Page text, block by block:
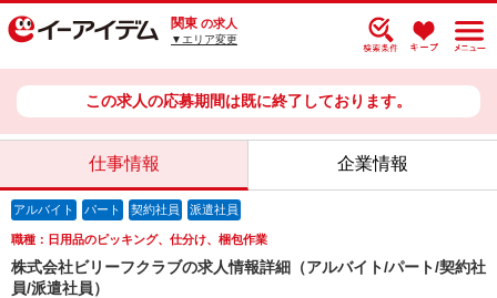
関東 の求人
▼エリア変更
この求人の応募期間は既に終了しております。
仕事情報 企業情報
アルバイト パート 契約社員 派遣社員
職種：日用品のピッキング、仕分け、梱包作業
株式会社ビリーフクラブの求人情報詳細（アルバイト/パート/契約社
員/派遣社員）